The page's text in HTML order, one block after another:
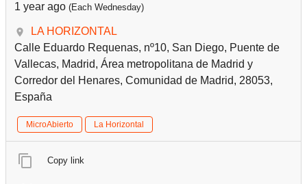
1 year ago (Each Wednesday)
LA HORIZONTAL
Calle Eduardo Requenas, nº10, San Diego, Puente de
Vallecas, Madrid, Área metropolitana de Madrid y
Corredor del Henares, Comunidad de Madrid, 28053,
España
MicroAbierto La Horizontal
Copy link